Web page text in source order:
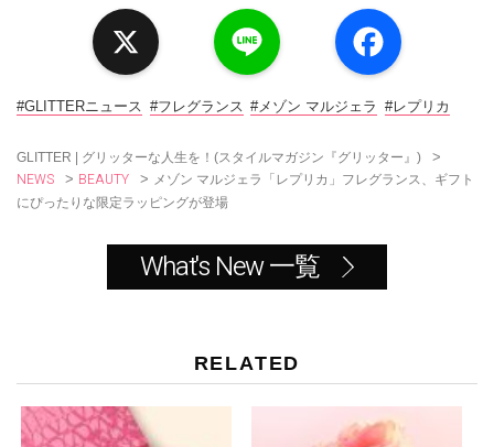
a
c
o
#GLITTERニュース #フレグランス #メゾン マルジェラ #レプリカ
GLITTER | グリッターな人生を！(スタイルマガジン『グリッター』) >
NEWS > BEAUTY > メゾン マルジェラ「レプリカ」フレグランス、ギフト
にぴったりな限定ラッピングが登場
What's New 一覧
RELATED